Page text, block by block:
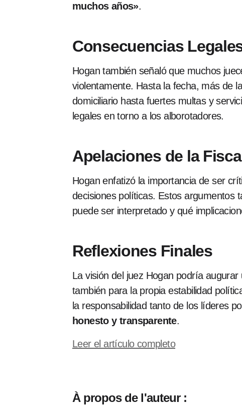
muchos años».
Consecuencias
Hogan también señaló que muchos
violentamente. Hasta la fecha, más de
domiciliario hasta fuertes multas y
legales en torno a los alborotadores.
Apelaciones de la
Hogan enfatizó la importancia de ser
decisiones políticas. Estos argumentos
puede ser interpretado y qué
Reflexiones Finales
La visión del juez Hogan podría
también para la propia estabilidad
la responsabilidad tanto de los líderes
honesto y transparente.
Leer el artículo completo
À propos de l'auteur :